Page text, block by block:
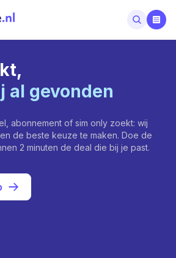
al gevonden
abonnement of sim only zoekt: wij
de beste keuze te maken. Doe de
2 minuten de deal die bij je past.